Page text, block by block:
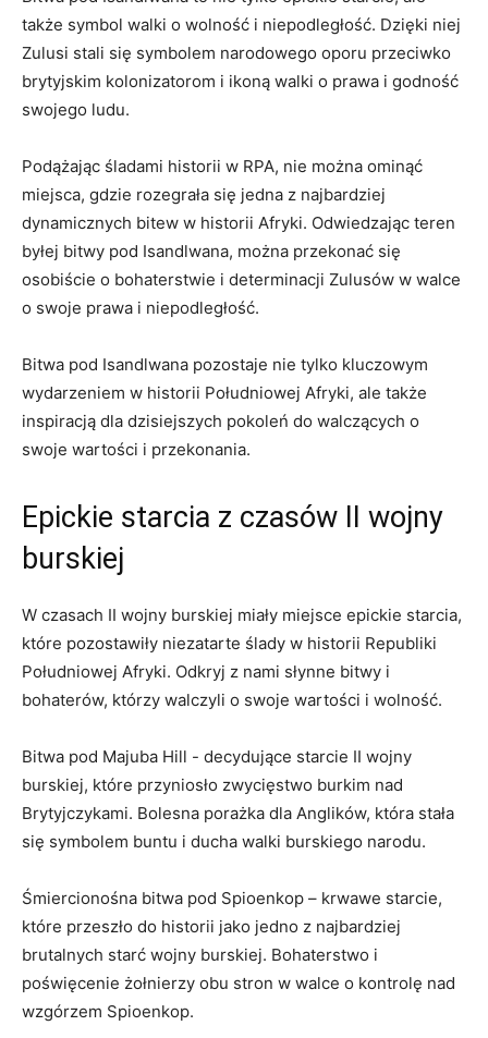
także symbol walki⁤ o​ wolność i niepodległość. Dzięki niej
Zulusi stali się symbolem narodowego ‍oporu przeciwko
brytyjskim kolonizatorom⁢ i ikoną walki o prawa i godność
swojego​ ludu.
Podążając śladami historii w RPA, nie można ominąć
miejsca, gdzie rozegrała się ‌jedna z najbardziej
dynamicznych bitew w ⁢historii Afryki. ⁣Odwiedzając teren
byłej bitwy pod Isandlwana, można przekonać się
osobiście ‌o ​bohaterstwie i determinacji ⁣Zulusów w walce
o swoje ⁤prawa i niepodległość.
Bitwa pod Isandlwana pozostaje nie tylko kluczowym
wydarzeniem ⁢w ⁤historii ⁤Południowej Afryki, ⁢ale także
⁤inspiracją dla dzisiejszych pokoleń do walczących⁤ o
swoje wartości ⁤i przekonania.
Epickie starcia z czasów‍ II wojny
burskiej
W czasach ⁣II wojny burskiej ⁤miały⁣ miejsce epickie starcia,
które pozostawiły niezatarte ślady‍ w historii ⁢Republiki
Południowej Afryki. Odkryj z nami słynne bitwy ‍i
bohaterów, którzy walczyli o swoje wartości i wolność.
Bitwa pod⁢ Majuba Hill -​ decydujące starcie II ⁣wojny
burskiej, które przyniosło ⁣zwycięstwo burkim nad‌
Brytyjczykami. Bolesna porażka​ dla​ Anglików, która⁣ stała
się‍ symbolem ⁣buntu i ducha walki burskiego⁢ narodu.
Śmiercionośna bitwa pod Spioenkop – krwawe starcie,⁤
które⁣ przeszło do historii jako jedno z najbardziej
brutalnych⁣ starć wojny burskiej. Bohaterstwo i
‍poświęcenie żołnierzy obu stron w walce o kontrolę nad
wzgórzem ‌Spioenkop.